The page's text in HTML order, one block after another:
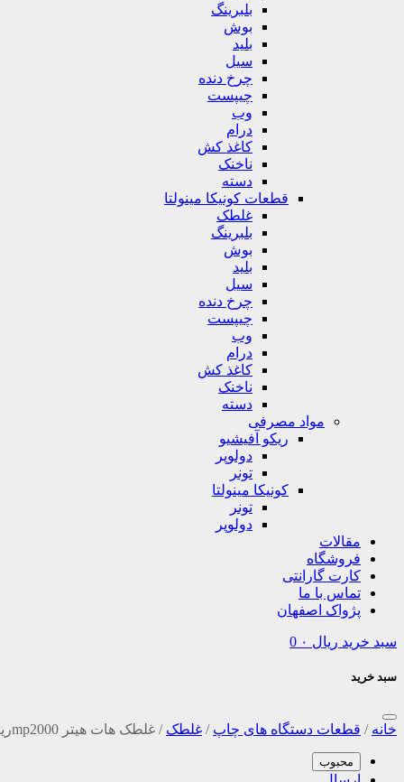
بلبرینگ
بوش
بلید
سیل
چرخ دنده
چیپست
وب
درام
کاغذ کش
ناخنک
دسته
قطعات کونیکا مینولتا
غلطک
بلبرینگ
بوش
بلید
سیل
چرخ دنده
چیپست
وب
درام
کاغذ کش
ناخنک
دسته
مواد مصرفی
ریکو آفیشیو
دولوپر
تونر
کونیکا مینولتا
تونر
دولوپر
مقالات
فروشگاه
کارت گارانتی
تماس با ما
پژواک اصفهان
سبد خرید ریال 0
سبد خرید
خانه / قطعات دستگاه های چاپ / غلطک / غلطک هات هیتر mp2000ریکو آفیشیو Richo Aficio
محبوب